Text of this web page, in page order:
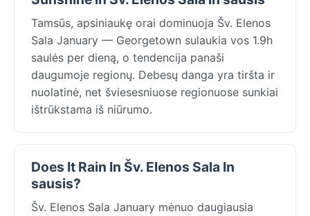
Tamsūs, apsiniaukę orai dominuoja Šv. Elenos
Sala January — Georgetown sulaukia vos 1.9h
saulės per dieną, o tendencija panaši
daugumoje regionų. Debesų danga yra tiršta ir
nuolatinė, net šviesesniuose regionuose sunkiai
ištrūkstama iš niūrumo.
Does It Rain In Šv. Elenos Sala In
sausis?
Šv. Elenos Sala January mėnuo daugiausia